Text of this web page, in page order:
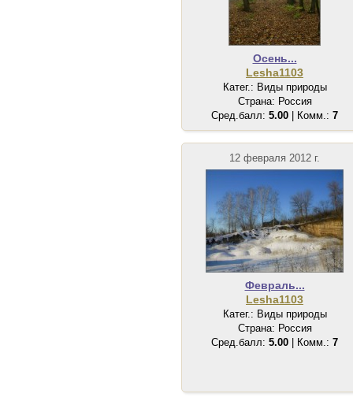
Осень...
Lesha1103
Катег.: Виды природы
Страна: Россия
Сред.балл: 5.00 | Комм.: 7
12 февраля 2012 г.
Февраль...
Lesha1103
Катег.: Виды природы
Страна: Россия
Сред.балл: 5.00 | Комм.: 7